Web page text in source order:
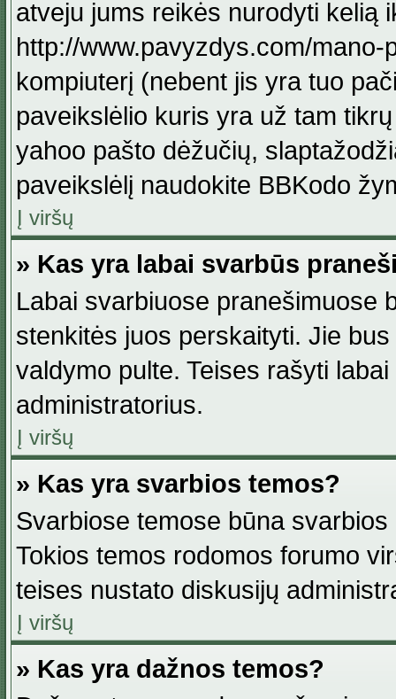
atveju jums reikės nurodyti kelią
http://www.pavyzdys.com/
kompiuterį (nebent jis yra tuo
paveikslėlio kuris yra už tam
yahoo pašto dėžučių,
paveikslėlį naudokite BBKodo
Į viršų
» Kas yra labai svarbūs
Labai svarbiuose pranešimuose
stenkitės juos perskaityti. Jie
valdymo pulte. Teises rašyti
administratorius.
Į viršų
» Kas yra svarbios temos?
Svarbiose temose būna
Tokios temos rodomos forumo
teises nustato diskusijų
Į viršų
» Kas yra dažnos temos?